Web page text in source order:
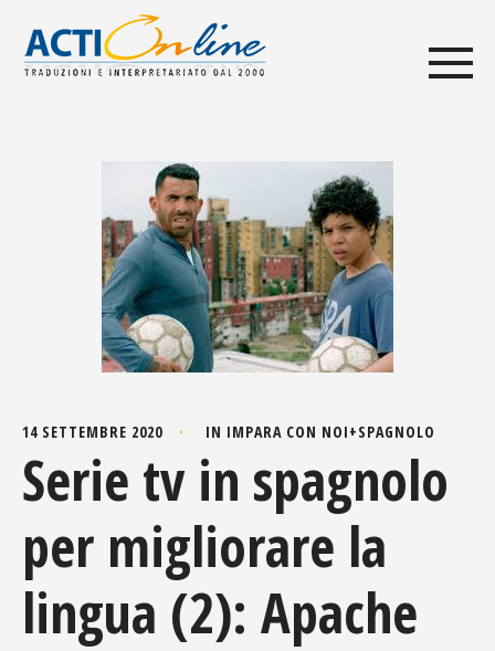
14 SETTEMBRE 2020 IN IMPARA CON NOI+SPAGNOLO
Serie tv in spagnolo
per migliorare la
lingua (2): Apache